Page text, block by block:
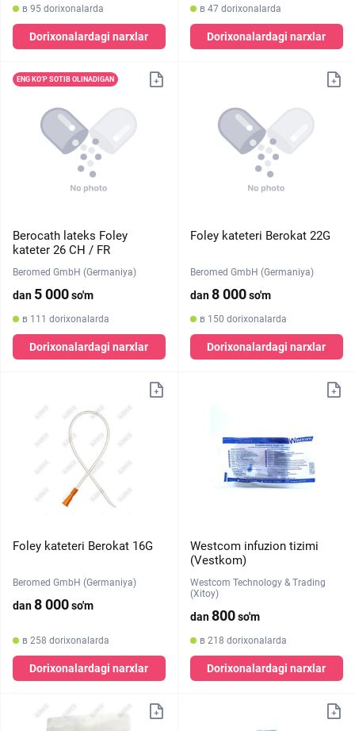
в 95 dorixonalarda
Dorixonalardagi narxlar
в 47 dorixonalarda
Dorixonalardagi narxlar
ENG KO‘P SOTIB OLINADIGAN
Berocath lateks Foley
kateter 26 CH / FR
Beromed GmbH (Germaniya)
dan 5 000so'm
в 111 dorixonalarda
Dorixonalardagi narxlar
Foley kateteri Berokat 22G
Beromed GmbH (Germaniya)
dan8 000so'm
в 150 dorixonalarda
Dorixonalardagi narxlar
Foley kateteri Berokat 16G
Beromed GmbH (Germaniya)
dan8 000so'm
в 258 dorixonalarda
Dorixonalardagi narxlar
Westcom infuzion tizimi
(Vestkom)
Westcom Technology & Trading
(Xitoy)
dan800so'm
в 218 dorixonalarda
Dorixonalardagi narxlar